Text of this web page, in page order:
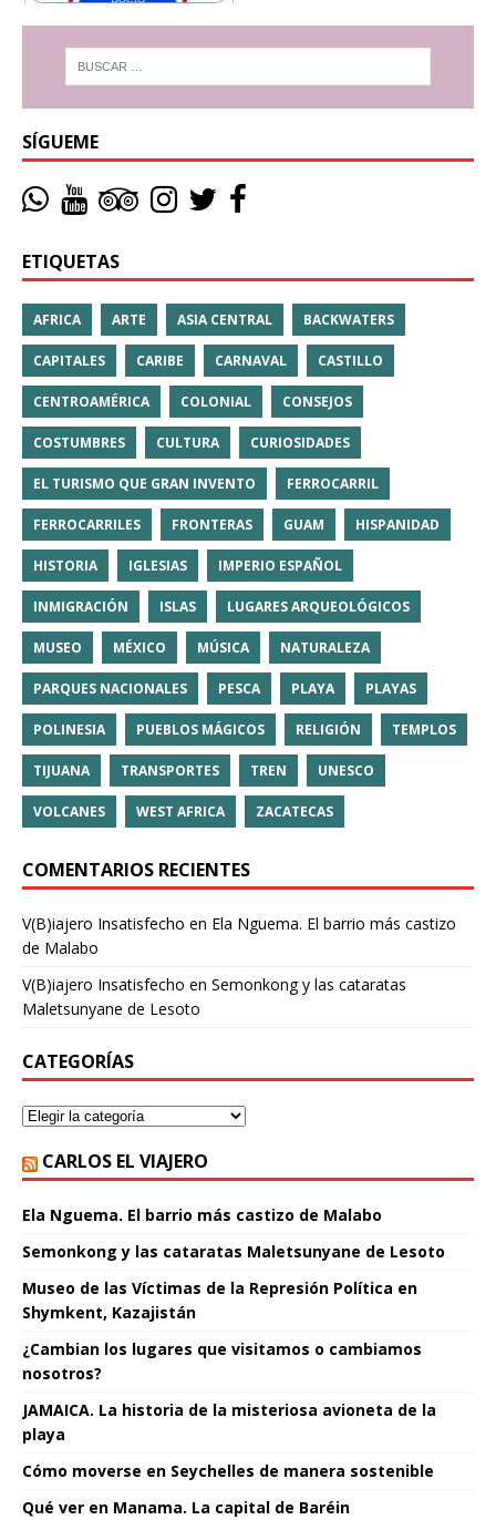
SÍGUEME
ETIQUETAS
AFRICA ARTE ASIA CENTRAL BACKWATERS
CAPITALES CARIBE CARNAVAL CASTILLO
CENTROAMÉRICA COLONIAL CONSEJOS
COSTUMBRES CULTURA CURIOSIDADES
EL TURISMO QUE GRAN INVENTO FERROCARRIL
FERROCARRILES FRONTERAS GUAM HISPANIDAD
HISTORIA IGLESIAS IMPERIO ESPAÑOL
INMIGRACIÓN ISLAS LUGARES ARQUEOLÓGICOS
MUSEO MÉXICO MÚSICA NATURALEZA
PARQUES NACIONALES PESCA PLAYA PLAYAS
POLINESIA PUEBLOS MÁGICOS RELIGIÓN TEMPLOS
TIJUANA TRANSPORTES TREN UNESCO
VOLCANES WEST AFRICA ZACATECAS
COMENTARIOS RECIENTES
V(B)iajero Insatisfecho en Ela Nguema. El barrio más castizo
de Malabo
V(B)iajero Insatisfecho en Semonkong y las cataratas
Maletsunyane de Lesoto
CATEGORÍAS
CARLOS EL VIAJERO
Ela Nguema. El barrio más castizo de Malabo
Semonkong y las cataratas Maletsunyane de Lesoto
Museo de las Víctimas de la Represión Política en
Shymkent, Kazajistán
¿Cambian los lugares que visitamos o cambiamos
nosotros?
JAMAICA. La historia de la misteriosa avioneta de la
playa
Cómo moverse en Seychelles de manera sostenible
Qué ver en Manama. La capital de Baréin